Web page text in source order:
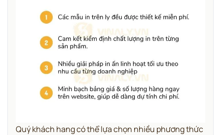
Quý khách hang có thể lựa chọn nhiều phương thức